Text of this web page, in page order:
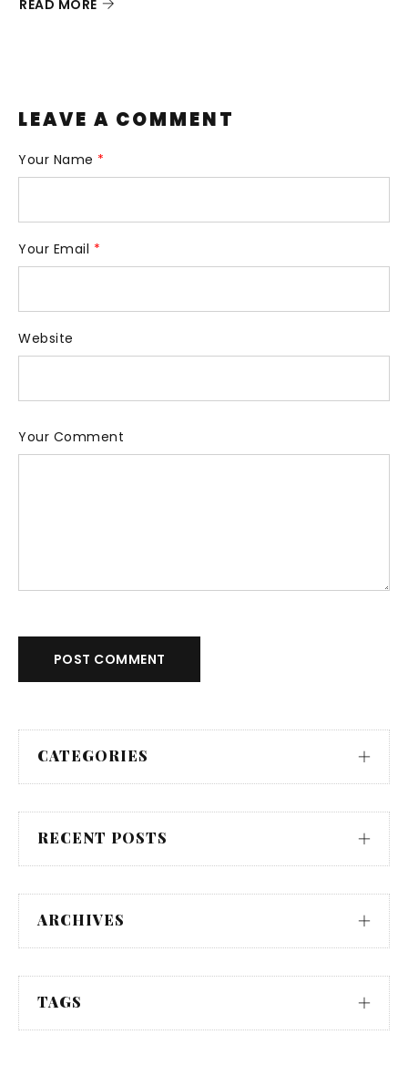
LEAVE A COMMENT
Your Name *
Your Email *
Website
Your Comment
POST COMMENT
CATEGORIES
RECENT POSTS
ARCHIVES
TAGS